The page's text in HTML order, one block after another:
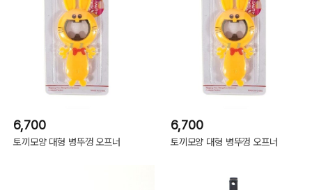
6,700
토끼모양 대형 병뚜껑 오프너
6,700
토끼모양 대형 병뚜껑 오프너